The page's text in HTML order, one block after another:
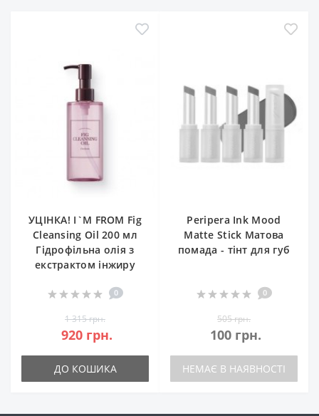
УЦІНКА! I`M FROM Fig
Cleansing Oil 200 мл
Гідрофільна олія з
екстрактом інжиру
0
1 315 грн.
920 грн.
ДО КОШИКА
Peripera Ink Mood
Matte Stick Матова
помада - тінт для губ
0
505 грн.
100 грн.
НЕМАЄ В НАЯВНОСТІ